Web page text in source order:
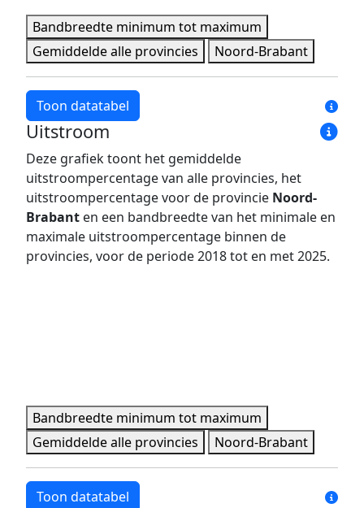
Bandbreedte minimum tot maximum
Gemiddelde alle provincies
Noord-Brabant
Toon datatabel
Jaar Bandbreedte minimum
Bandbreedte
2018 4,1%
13,9%
2019
6,6%
16,4%
2020 8,0%
17,8%
2021 7,2%
15,0%
7,1%
Uitstroom
Deze grafiek toont het gemiddelde
uitstroompercentage van alle provincies, het
uitstroompercentage voor de provincie Noord-
Brabant en een bandbreedte van het minimale en
maximale uitstroompercentage binnen de
provincies, voor de periode 2018 tot en met 2025.
Bandbreedte minimum tot maximum
Gemiddelde alle provincies
Noord-Brabant
Toon datatabel